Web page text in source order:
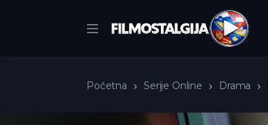
Početna Serije Online Drama